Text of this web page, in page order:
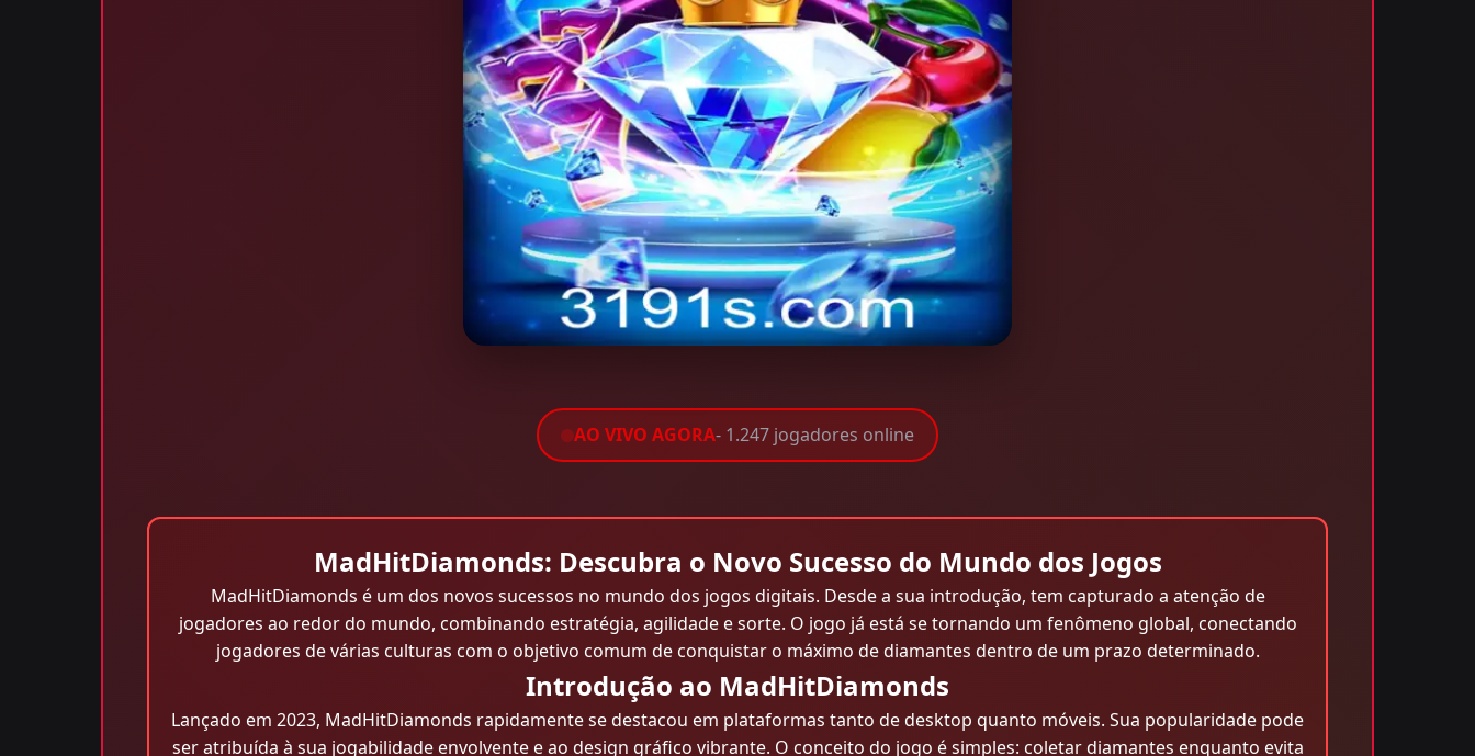
AO VIVO AGORA- 1.247 jogadores online
MadHitDiamonds: Descubra o Novo Sucesso do Mundo dos Jogos
MadHitDiamonds é um dos novos sucessos no mundo dos jogos digitais. Desde a sua introdução, tem capturado a atenção de
jogadores ao redor do mundo, combinando estratégia, agilidade e sorte. O jogo já está se tornando um fenômeno global, conectando
jogadores de várias culturas com o objetivo comum de conquistar o máximo de diamantes dentro de um prazo determinado.
Introdução ao MadHitDiamonds
Lançado em 2023, MadHitDiamonds rapidamente se destacou em plataformas tanto de desktop quanto móveis. Sua popularidade pode
ser atribuída à sua jogabilidade envolvente e ao design gráfico vibrante. O conceito do jogo é simples: coletar diamantes enquanto evita